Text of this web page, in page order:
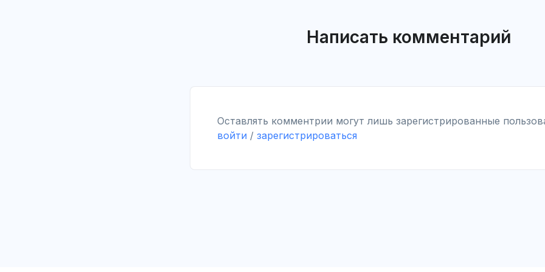
Написать комментарий
Оставлять комментрии могут лишь зарегистрированные
войти / зарегистрироваться